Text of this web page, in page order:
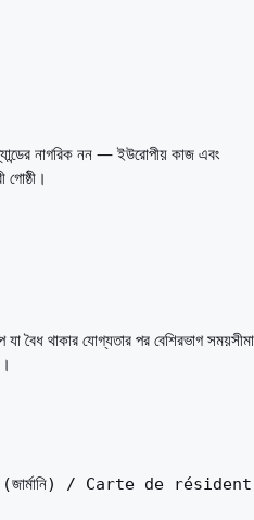
নাগরিক নন — ইউরোপীয় কাজ এবং
যা বৈধ থাকার যোগ্যতার পর বেশিরভাগ সময়সীমা
/ Carte de résident